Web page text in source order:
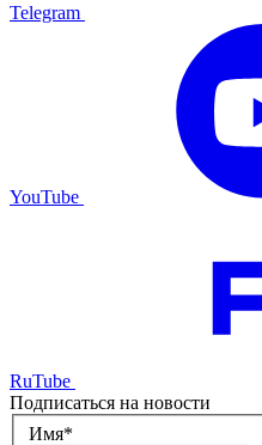
Telegram
YouTube
RuTube
Подписаться на новости
Имя*